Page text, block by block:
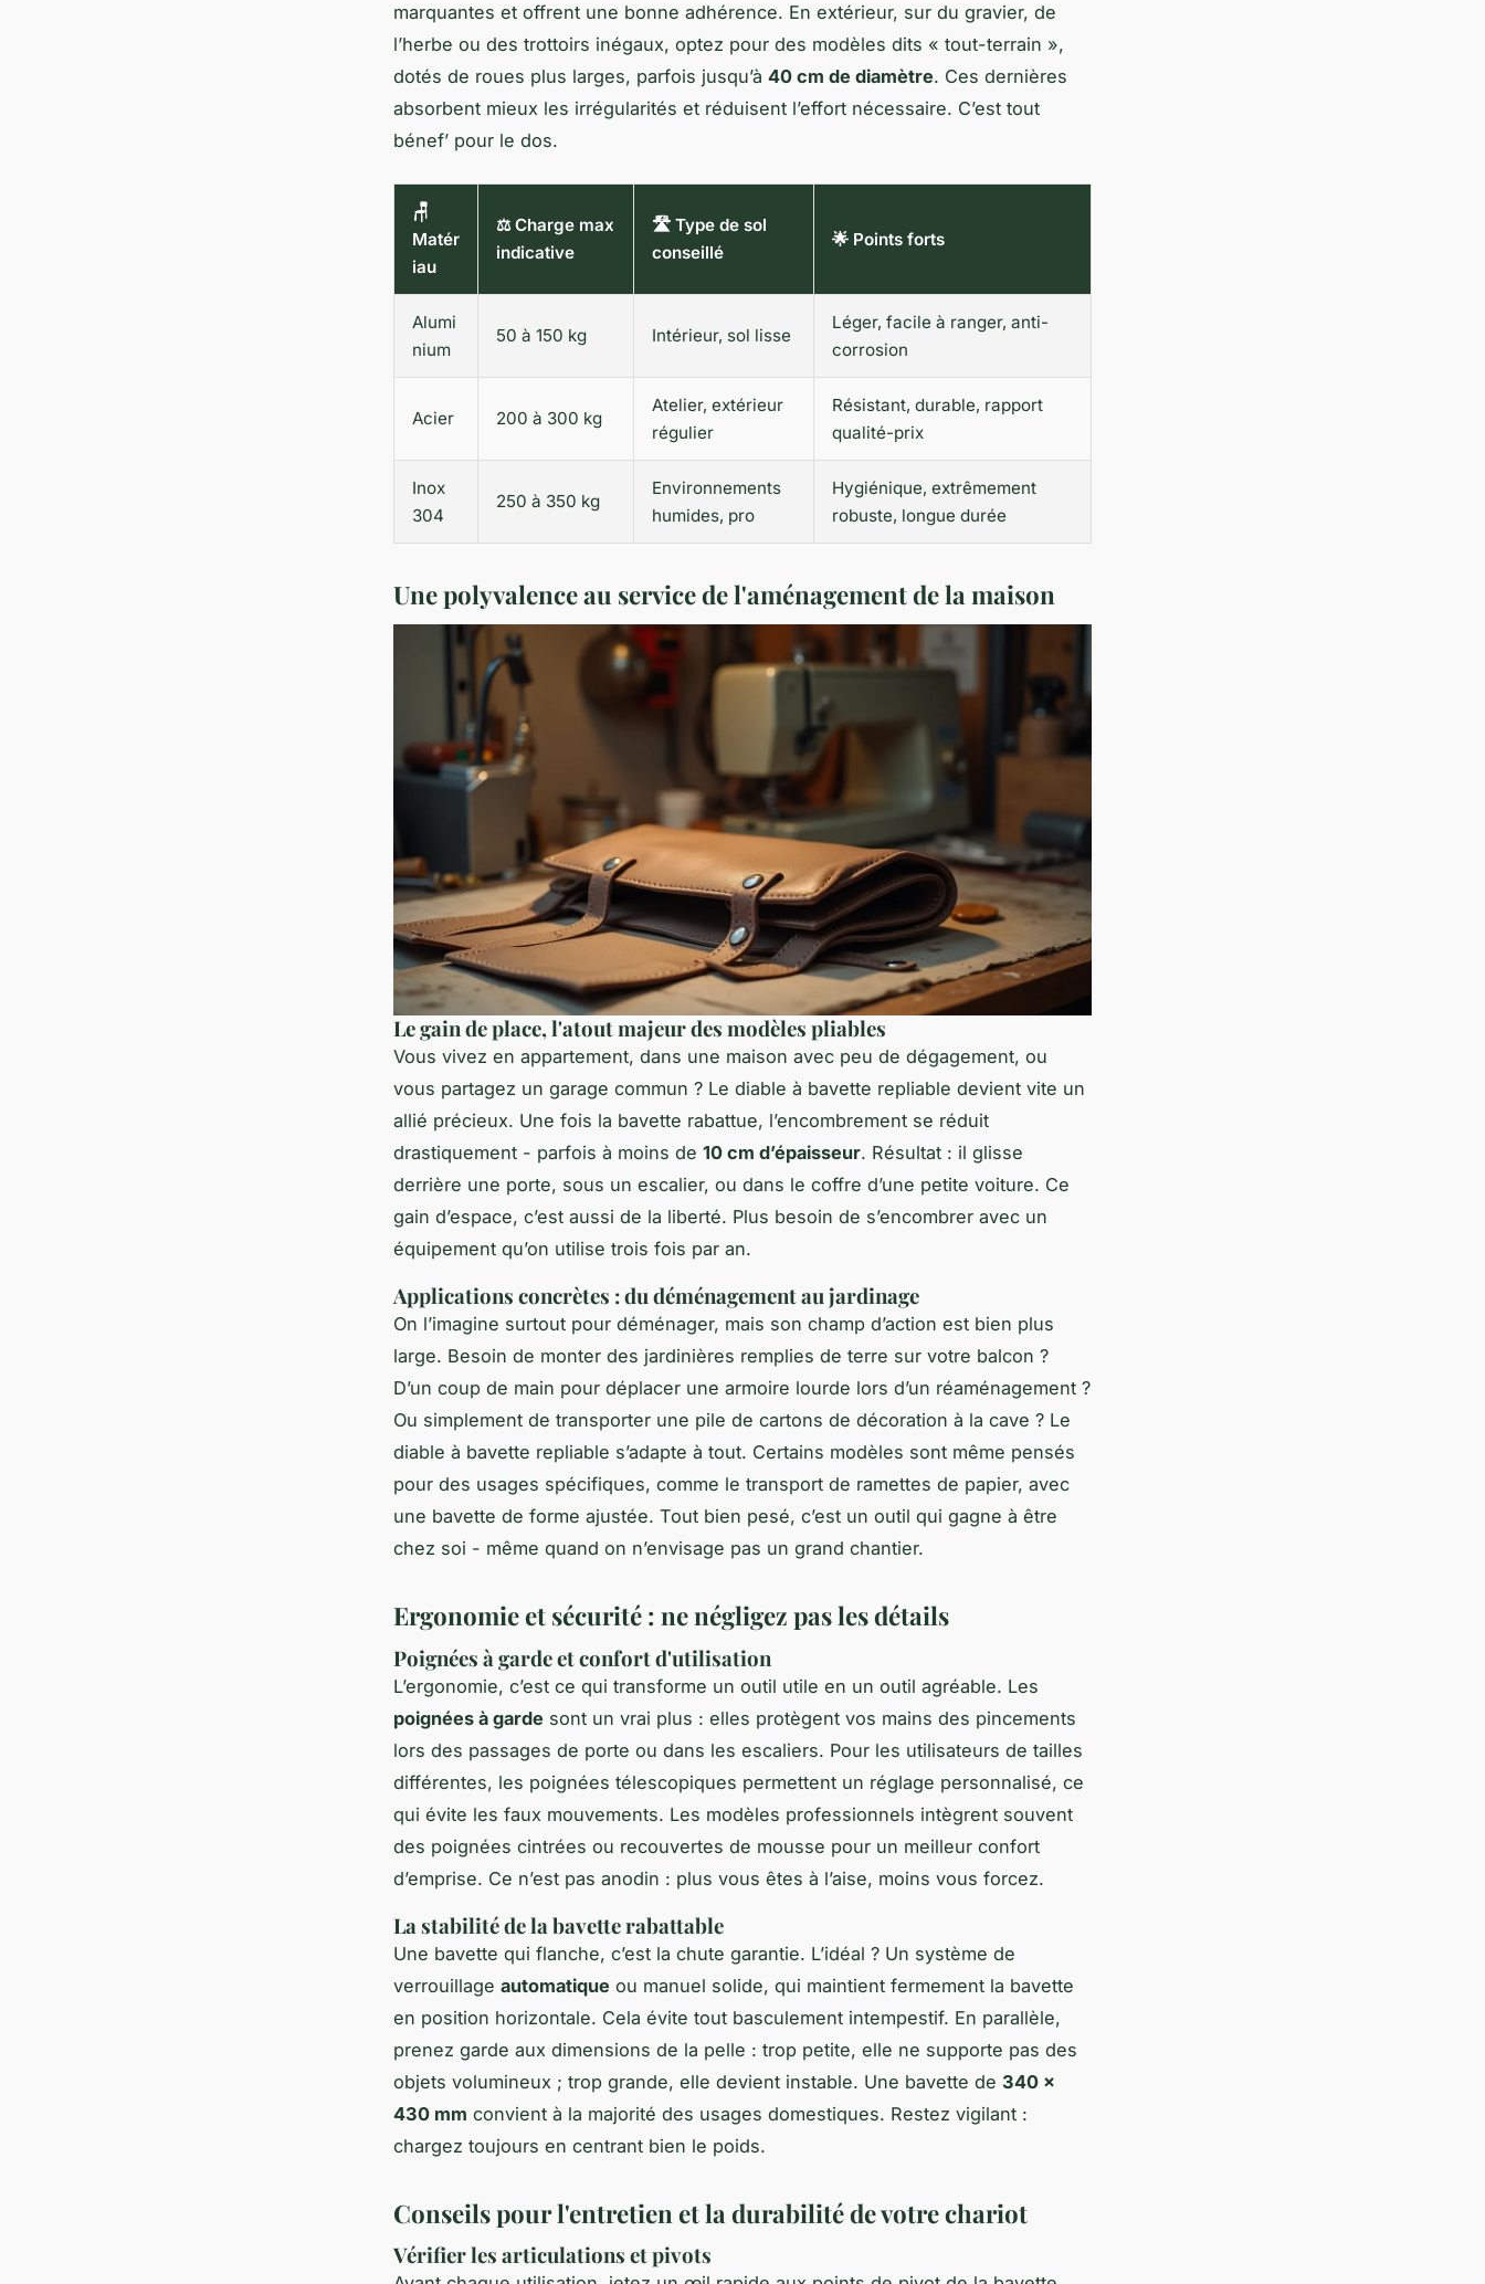
marquantes et offrent une bonne adhérence. En extérieur, sur du gravier, de
l’herbe ou des trottoirs inégaux, optez pour des modèles dits « tout-terrain »,
dotés de roues plus larges, parfois jusqu’à 40 cm de diamètre. Ces dernières
absorbent mieux les irrégularités et réduisent l’effort nécessaire. C’est tout
bénef’ pour le dos.
🪑
Matér
iau
⚖️ Charge max
indicative
🛣️ Type de sol
conseillé
🌟 Points forts
Alumi
nium
50 à 150 kg Intérieur, sol lisse
Léger, facile à ranger, anti-
corrosion
Acier 200 à 300 kg
Atelier, extérieur
régulier
Résistant, durable, rapport
qualité-prix
Inox
304
250 à 350 kg
Environnements
humides, pro
Hygiénique, extrêmement
robuste, longue durée
Une polyvalence au service de l'aménagement de la maison
Le gain de place, l'atout majeur des modèles pliables
Vous vivez en appartement, dans une maison avec peu de dégagement, ou
vous partagez un garage commun ? Le diable à bavette repliable devient vite un
allié précieux. Une fois la bavette rabattue, l’encombrement se réduit
drastiquement - parfois à moins de 10 cm d’épaisseur. Résultat : il glisse
derrière une porte, sous un escalier, ou dans le coffre d’une petite voiture. Ce
gain d’espace, c’est aussi de la liberté. Plus besoin de s’encombrer avec un
équipement qu’on utilise trois fois par an.
Applications concrètes : du déménagement au jardinage
On l’imagine surtout pour déménager, mais son champ d’action est bien plus
large. Besoin de monter des jardinières remplies de terre sur votre balcon ?
D’un coup de main pour déplacer une armoire lourde lors d’un réaménagement ?
Ou simplement de transporter une pile de cartons de décoration à la cave ? Le
diable à bavette repliable s’adapte à tout. Certains modèles sont même pensés
pour des usages spécifiques, comme le transport de ramettes de papier, avec
une bavette de forme ajustée. Tout bien pesé, c’est un outil qui gagne à être
chez soi - même quand on n’envisage pas un grand chantier.
Ergonomie et sécurité : ne négligez pas les détails
Poignées à garde et confort d'utilisation
L’ergonomie, c’est ce qui transforme un outil utile en un outil agréable. Les
poignées à garde sont un vrai plus : elles protègent vos mains des pincements
lors des passages de porte ou dans les escaliers. Pour les utilisateurs de tailles
différentes, les poignées télescopiques permettent un réglage personnalisé, ce
qui évite les faux mouvements. Les modèles professionnels intègrent souvent
des poignées cintrées ou recouvertes de mousse pour un meilleur confort
d’emprise. Ce n’est pas anodin : plus vous êtes à l’aise, moins vous forcez.
La stabilité de la bavette rabattable
Une bavette qui flanche, c’est la chute garantie. L’idéal ? Un système de
verrouillage automatique ou manuel solide, qui maintient fermement la bavette
en position horizontale. Cela évite tout basculement intempestif. En parallèle,
prenez garde aux dimensions de la pelle : trop petite, elle ne supporte pas des
objets volumineux ; trop grande, elle devient instable. Une bavette de 340 x
430 mm convient à la majorité des usages domestiques. Restez vigilant :
chargez toujours en centrant bien le poids.
Conseils pour l'entretien et la durabilité de votre chariot
Vérifier les articulations et pivots